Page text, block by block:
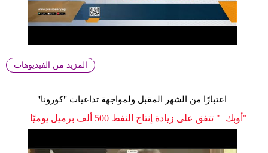
المزيد من الفيديوهات
اعتبارًا من الشهر المقبل ولمواجهة تداعيات "كورونا"
"أوبك+" تتفق على زيادة إنتاج النفط 500 ألف برميل يوميًا